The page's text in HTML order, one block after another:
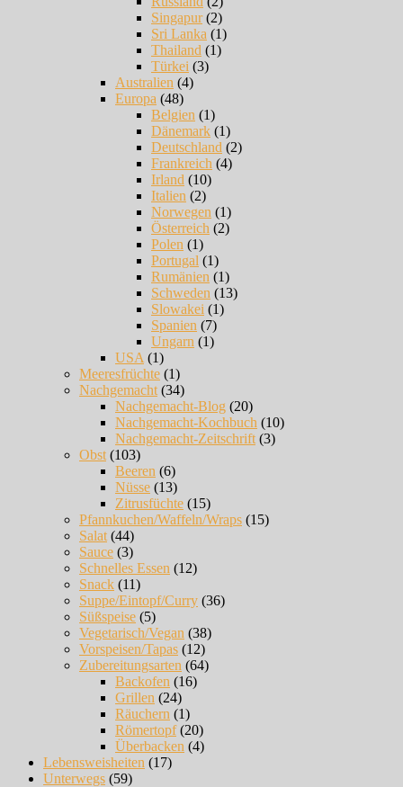
Singapur(2)
Sri Lanka (1)
Thailand (1)
Türkei (3)
Australien (4)
Europa (48)
Belgien (1)
Dänemark (1)
Deutschland (2)
Frankreich (4)
Irland (10)
Italien (2)
Norwegen (1)
Österreich (2)
Polen (1)
Portugal (1)
Rumänien (1)
Schweden (13)
Slowakei (1)
Spanien (7)
Ungarn (1)
USA (1)
Meeresfrüchte (1)
Nachgemacht (34)
Nachgemacht-Blog (20)
Nachgemacht-Kochbuch (10)
Nachgemacht-Zeitschrift (3)
Obst (103)
Beeren (6)
Nüsse (13)
Zitrusfüchte (15)
Pfannkuchen/Waffeln/Wraps (15)
Salat (44)
Sauce (3)
Schnelles Essen (12)
Snack (11)
Suppe/Eintopf/Curry (36)
Süßspeise (5)
Vegetarisch/Vegan (38)
Vorspeisen/Tapas (12)
Zubereitungsarten (64)
Backofen (16)
Grillen (24)
Räuchern (1)
Römertopf(20)
Überbacken (4)
Lebensweisheiten (17)
Unterwegs (59)